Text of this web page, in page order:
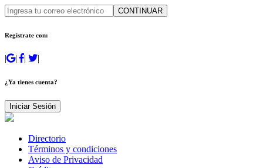
CONTINUAR
Regístrate con:
| | | |
¿Ya tienes cuenta?
Iniciar Sesión
Directorio
Términos y condiciones
Aviso de Privacidad